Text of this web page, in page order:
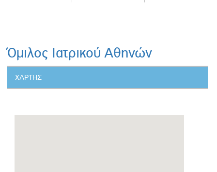
Όμιλος Iατρικού Αθηνών
Κατακόρυφες
καρτέλες
ΧΑΡΤΗΣ
(ΕΝΕΡΓΗ